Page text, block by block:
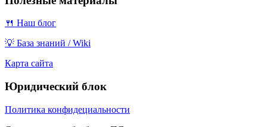
🍴 Наш блог
💡 База знаний / Wiki
Карта сайта
Юридический блок
Политика конфидециальности